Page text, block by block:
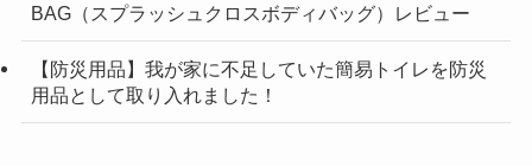
BAG（スプラッシュクロスボディバッグ）レビュー
【防災用品】我が家に不足していた簡易トイレを防災
用品として取り入れました！